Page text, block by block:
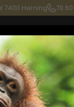
7400 Herning 70